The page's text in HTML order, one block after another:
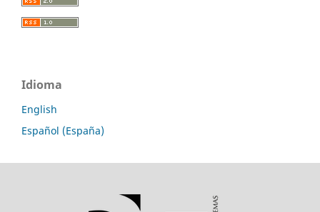
Idioma
English
Español (España)